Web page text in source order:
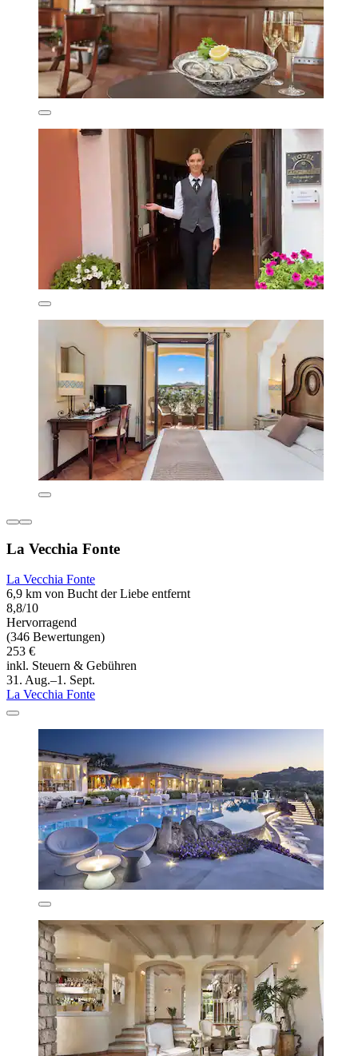
La Vecchia Fonte
La Vecchia Fonte
6,9 km von Bucht der Liebe entfernt
8,8/10
Hervorragend
(346 Bewertungen)
253 €
inkl. Steuern & Gebühren
31. Aug.–1. Sept.
La Vecchia Fonte